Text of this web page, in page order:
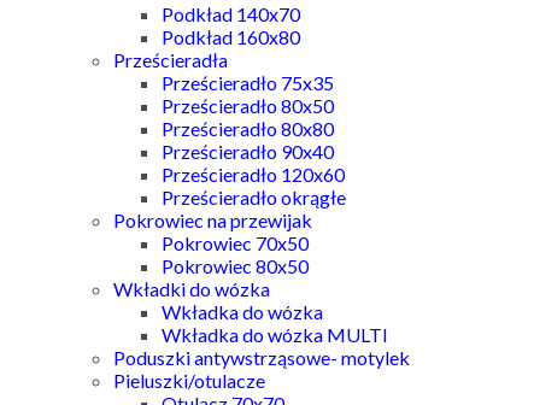
Podkład 140x70
Podkład 160x80
Prześcieradła
Prześcieradło 75x35
Prześcieradło 80x50
Prześcieradło 80x80
Prześcieradło 90x40
Prześcieradło 120x60
Prześcieradło okrągłe
Pokrowiec na przewijak
Pokrowiec 70x50
Pokrowiec 80x50
Wkładki do wózka
Wkładka do wózka
Wkładka do wózka MULTI
Poduszki antywstrząsowe- motylek
Pieluszki/otulacze